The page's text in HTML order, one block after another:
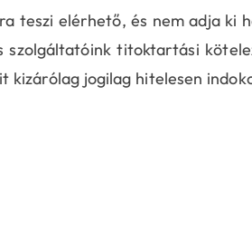
teszi elérhető, és nem adja ki
szolgáltatóink titoktartási
jogilag hitelesen